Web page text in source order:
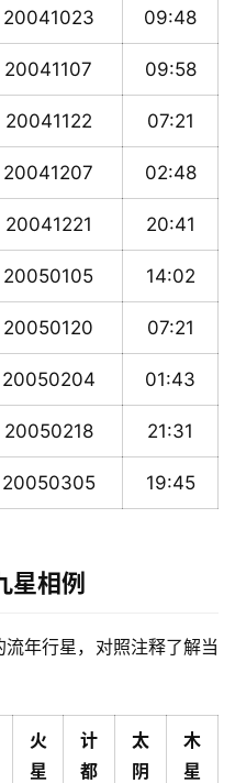
20041023 09:48
20041107 09:58
20041122 07:21
20041207 02:48
20041221 20:41
20050105 14:02
20050120 07:21
20050204 01:43
20050218 21:31
20050305 19:45
星相例
年行星，对照注释了解当
火
星
计
都
太
阴
木
星